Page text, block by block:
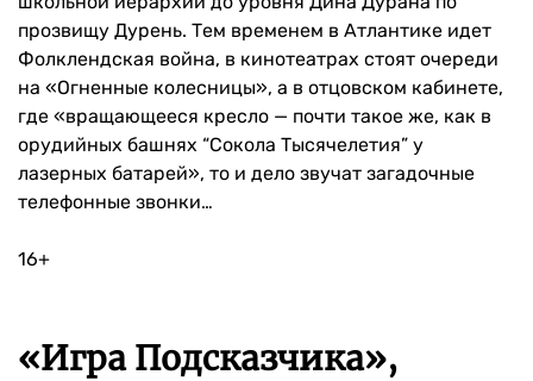
прозвищу Дурень. Тем временем в Атлантике идет
Фолклендская война, в кинотеатрах стоят очереди
на «Огненные колесницы», а в отцовском кабинете,
где «вращающееся кресло — почти такое же, как в
орудийных башнях “Сокола Тысячелетия” у
лазерных батарей», то и дело звучат загадочные
телефонные звонки…
16+
«Игра Подсказчика»,